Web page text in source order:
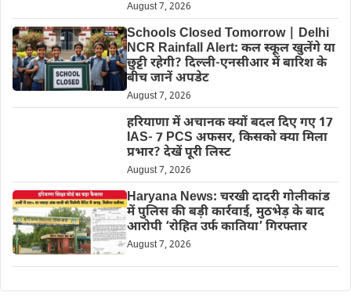
August 7, 2026
Schools Closed Tomorrow | Delhi
NCR Rainfall Alert: कल स्कूल खुलेंगे या
छुट्टी रहेगी? दिल्ली-एनसीआर में बारिश के
बीच जानें अपडेट
August 7, 2026
हरियाणा में अचानक क्यों बदल दिए गए 17
IAS- 7 PCS अफसर, किसको क्या मिला
प्रभार? देखें पूरी लिस्ट
August 7, 2026
Haryana News: चरखी दादरी गोलीकांड
में पुलिस की बड़ी कार्रवाई, मुठभेड़ के बाद
आरोपी ‘रोहित उर्फ कातिया’ गिरफ्तार
August 7, 2026